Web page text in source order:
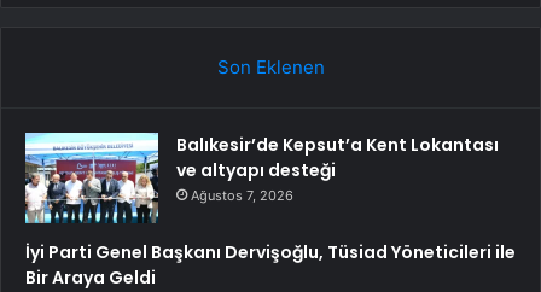
Son Eklenen
Balıkesir’de Kepsut’a Kent Lokantası
ve altyapı desteği
Ağustos 7, 2026
İyi Parti Genel Başkanı Dervişoğlu, Tüsiad Yöneticileri ile
Bir Araya Geldi